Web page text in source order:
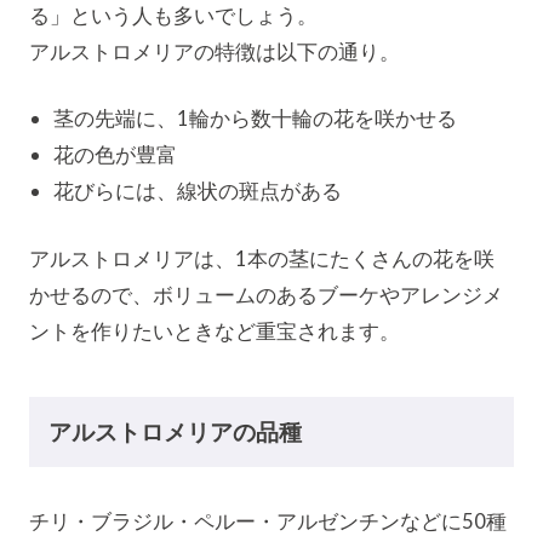
る」という人も多いでしょう。
アルストロメリアの特徴は以下の通り。
茎の先端に、1輪から数十輪の花を咲かせる
花の色が豊富
花びらには、線状の斑点がある
アルストロメリアは、1本の茎にたくさんの花を咲
かせるので、ボリュームのあるブーケやアレンジメ
ントを作りたいときなど重宝されます。
アルストロメリアの品種
チリ・ブラジル・ペルー・アルゼンチンなどに50種